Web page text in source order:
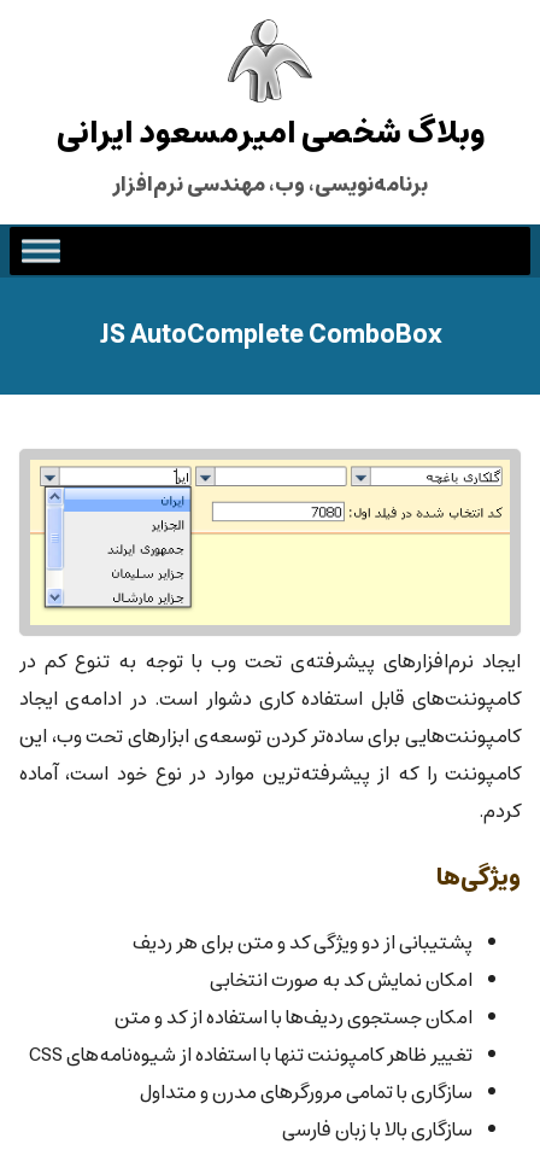
وبلاگ شخصی امیرمسعود ایرانی
برنامه‌نویسی، وب، مهندسی نرم‌افزار
JS AutoComplete ComboBox
ایجاد نرم‌افزارهای پیشرفته‌ی تحت وب با توجه به تنوع کم در
کامپوننت‌های قابل استفاده کاری دشوار است. در ادامه‌ی ایجاد
کامپوننت‌هایی برای ساده‌تر کردن توسعه‌ی ابزارهای تحت وب، این
کامپوننت را که از پیشرفته‌ترین موارد در نوع خود است، آماده
کردم.
ویژگی‌ها
پشتیبانی از دو ویژگی کد و متن برای هر ردیف
امکان نمایش کد به صورت انتخابی
امکان جستجوی ردیف‌ها با استفاده از کد و متن
تغییر ظاهر کامپوننت تنها با استفاده از شیوه‌نامه‌های CSS
سازگاری با تمامی مرورگرهای مدرن و متداول
سازگاری بالا با زبان فارسی